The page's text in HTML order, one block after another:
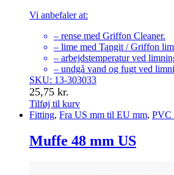
Vi anbefaler at:
– rense med Griffon Cleaner.
– lime med Tangit / Griffon
– arbejdstemperatur ved
– undgå vand og fugt ved
SKU: 13-303033
25,75 kr.
Tilføj til kurv
Fitting, Fra US mm til EU mm, PVC
Muffe 48 mm US